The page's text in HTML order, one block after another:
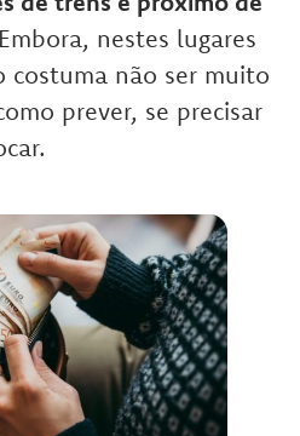
nestes lugares
costuma não ser muito
prever, se precisar